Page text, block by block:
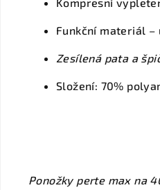
Funkční materiál –
Zesílená pata a
Složení: 70%
Ponožky perte max na